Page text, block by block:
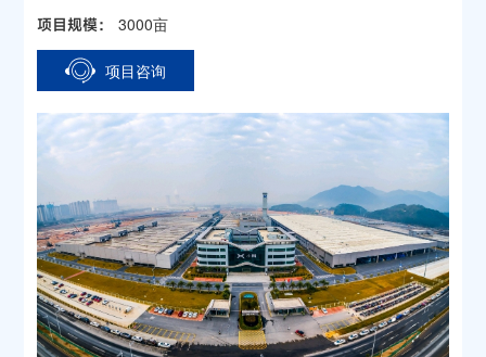
项目规模：3000亩
项目咨询